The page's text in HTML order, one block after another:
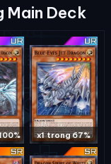
Main Deck
x1 trong 67%